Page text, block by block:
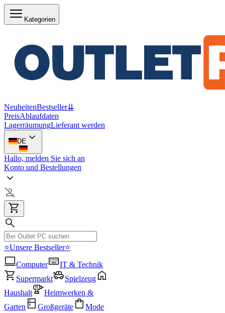
Kategorien
NeuheitenBestseller⇊
PreisAblaufdaten
LagerräumungLieferant werden
DE
Hallo, melden Sie sich an
Konto und Bestellungen
⭐Unsere Bestseller⭐
Computer
IT & Technik
Supermarkt
Spielzeug
Haushalt
Heimwerken &
Garten
Großgeräte Mode